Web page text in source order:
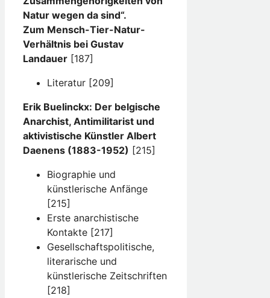
Natur wegen da sind“.
Zum Mensch-Tier-Natur-
Verhältnis bei Gustav
Landauer [187]
Literatur [209]
Erik Buelinckx: Der belgische
Anarchist, Antimilitarist und
aktivistische Künstler Albert
Daenens (1883-1952) [215]
Biographie und
künstlerische Anfänge
[215]
Erste anarchistische
Kontakte [217]
Gesellschaftspolitische,
literarische und
künstlerische Zeitschriften
[218]